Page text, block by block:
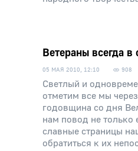
Ветераны всегда в
05 МАЯ 2010, 12:10 908
Светлый и
отметим все мы
годовщина со дня
нам повод не только
славные страницы
обратиться к их